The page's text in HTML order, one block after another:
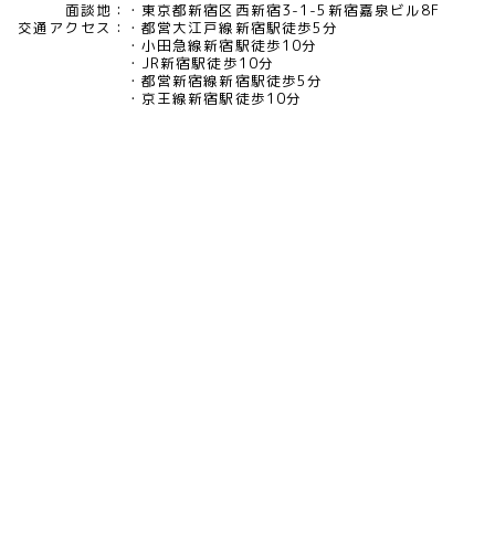
面談地：
東京都新宿区西新宿3-1-5新宿嘉泉ビル8F
交通アクセス：
都営大江戸線新宿駅徒歩5分
小田急線新宿駅徒歩10分
JR新宿駅徒歩10分
都営新宿線新宿駅徒歩5分
京王線新宿駅徒歩10分